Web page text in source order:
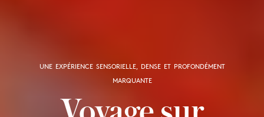
UNE EXPÉRIENCE SENSORIELLE, DENSE ET PROFONDÉMENT
MARQUANTE